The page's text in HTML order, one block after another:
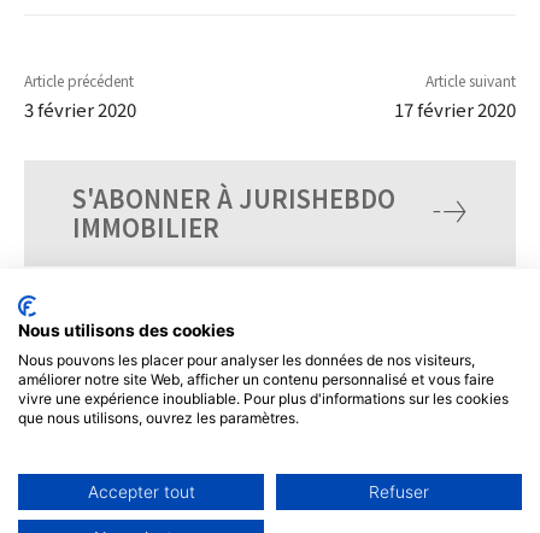
Article précédent
3 février 2020
Article suivant
17 février 2020
S'ABONNER À JURISHEBDO
IMMOBILIER
Nous utilisons des cookies
Nous pouvons les placer pour analyser les données de nos visiteurs,
améliorer notre site Web, afficher un contenu personnalisé et vous faire
vivre une expérience inoubliable. Pour plus d'informations sur les cookies
que nous utilisons, ouvrez les paramètres.
Accepter tout Refuser